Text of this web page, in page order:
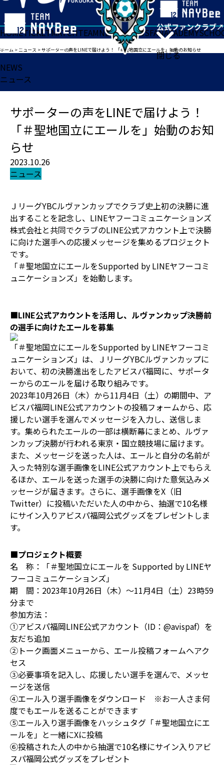
閉じる
HOMETICKETMATCHTEAMNEWSGOODSFANACADEMY
ホーム >ニュース >サポーターの声をLINEで届けよう！ 「＃聖地国立にエールを」始動のお知らせ
NEWS
ニュース
サポーターの声をLINEで届けよう！
「＃聖地国立にエールを」始動のお知
らせ
2023.10.26
ニュース
ＪリーグYBCルヴァンカップでクラブ史上初の決勝に進
出することを記念し、LINEヤフーコミュニケーションズ
株式会社と共同でクラブのLINE公式アカウント上で決勝
に向けた選手への応援メッセージを集めるプロジェクト
です。
「＃聖地国立にエールをSupported by LINEヤフーコミ
ュニケーションズ」を始動します。
■LINE公式アカウントを活用し、ルヴァンカップ決勝前
の選手に向けたエールを募集
「＃聖地国立にエールをSupported by LINEヤフーコミ
ュニケーションズ」は、ＪリーグYBCルヴァンカップに
おいて、初の決勝進出をしたアビスパ福岡に、サポータ
ーからのエールを届ける取り組みです。
2023年10月26日（木）から11月4日（土）の期間中、ア
ビスパ福岡LINE公式アカウントの投稿フォームから、応
援したい選手を選んでメッセージを入力し、送信しま
す。集められたエールの一部は横断幕にまとめ、ルヴァ
ンカップ決勝が行われる東京・国立競技場に届けます。
また、メッセージを送った人は、エールと自分の名前が
入った特別な選手画像をLINE公式アカウント上でもらえ
るほか、エールを送った選手の決勝に向けた意気込みメ
ッセージが届きます。さらに、選手画像をX（旧
Twitter）に投稿いただいた人の中から、抽選で10名様
にサイン入りアビスパ福岡公式グッズをプレゼントしま
す。
■プロジェクト概要
名 称：「＃聖地国立にエールを Supported by LINEヤ
フーコミュニケーションズ」
期 間：2023年10月26日（木）〜11月4日（土）23時59
分まで
参加方法：
①アビスパ福岡LINE公式アカウント（ID：@avispaf）を
友だち追加
②トーク画面メニューから、エール投稿フォームへアク
セス
③必要事項を記入し、応援したい選手を選んで、メッセ
ージを送信
④エール入り選手画像をダウンロード ※お一人さま何
度でもエールを送ることができます
⑤エール入り選手画像をハッシュタグ「＃聖地国立にエ
ールを」と一緒にXに投稿
⑥投稿された人の中から抽選で10名様にサイン入りアビ
スパ福岡公式グッズをプレゼント